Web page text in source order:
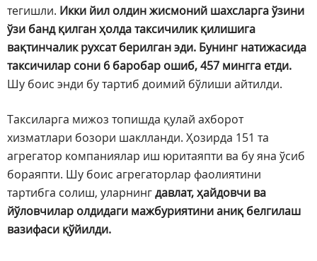
тегишли. Икки йил олдин жисмоний шахсларга ўзини
ўзи банд қилган ҳолда таксичилик қилишига
вақтинчалик рухсат берилган эди. Бунинг натижасида
таксичилар сони 6 баробар ошиб, 457 мингга етди.
Шу боис энди бу тартиб доимий бўлиши айтилди.
Таксиларга мижоз топишда қулай ахборот
хизматлари бозори шаклланди. Ҳозирда 151 та
агрегатор компаниялар иш юритаяпти ва бу яна ўсиб
бораяпти. Шу боис агрегаторлар фаолиятини
тартибга солиш, уларнингдавлат, ҳайдовчи ва
йўловчилар олдидаги мажбуриятини аниқ белгилаш
вазифаси қўйилди.